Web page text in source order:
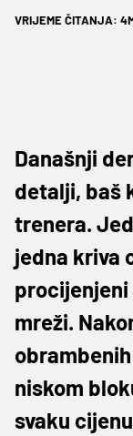
VRIJEME ČITANJA:
Današnji
detalji, baš
trenera.
jedna kriva
procijenjeni
mreži.
niskom
svaku